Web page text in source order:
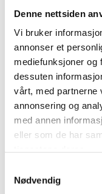
Denne nettsiden
Vi bruker
annonser et
mediefunksjoner og
dessuten
vårt, med partnerne
annonsering og
med annen
eller som de har
Nødvendig
Salg
Salg er å levere
pris. En god
behov. Vi